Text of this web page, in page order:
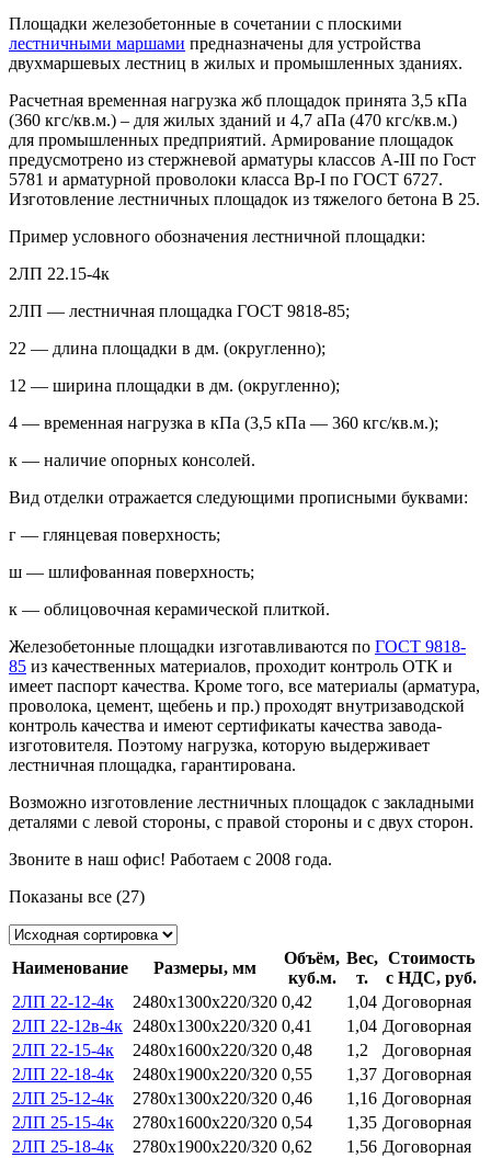
Площадки железобетонные в сочетании с плоскими
лестничными маршами предназначены для устройства
двухмаршевых лестниц в жилых и промышленных зданиях.
Расчетная временная нагрузка жб площадок принята 3,5 кПа
(360 кгс/кв.м.) – для жилых зданий и 4,7 аПа (470 кгс/кв.м.)
для промышленных предприятий. Армирование площадок
предусмотрено из стержневой арматуры классов А-III по Гост
5781 и арматурной проволоки класса Вр-I по ГОСТ 6727.
Изготовление лестничных площадок из тяжелого бетона В 25.
Пример условного обозначения лестничной площадки:
2ЛП 22.15-4к
2ЛП — лестничная площадка ГОСТ 9818-85;
22 — длина площадки в дм. (округленно);
12 — ширина площадки в дм. (округленно);
4 — временная нагрузка в кПа (3,5 кПа — 360 кгс/кв.м.);
к — наличие опорных консолей.
Вид отделки отражается следующими прописными буквами:
г — глянцевая поверхность;
ш — шлифованная поверхность;
к — облицовочная керамической плиткой.
Железобетонные площадки изготавливаются по ГОСТ 9818-
85 из качественных материалов, проходит контроль ОТК и
имеет паспорт качества. Кроме того, все материалы (арматура,
проволока, цемент, щебень и пр.) проходят внутризаводской
контроль качества и имеют сертификаты качества завода-
изготовителя. Поэтому нагрузка, которую выдерживает
лестничная площадка, гарантирована.
Возможно изготовление лестничных площадок с закладными
деталями с левой стороны, с правой стороны и с двух сторон.
Звоните в наш офис! Работаем с 2008 года.
Показаны все (27)
Наименование Размеры, мм
Объём,
куб.м.
Вес,
т.
Стоимость
с НДС, руб.
2ЛП 22-12-4к
2480х1300х220/320 0,42 1,04 Договорная
2ЛП 22-12в-4к 2480х1300х220/320 0,41 1,04 Договорная
2ЛП 22-15-4к
2480х1600х220/320 0,48 1,2
Договорная
2ЛП 22-18-4к
2480х1900х220/320 0,55 1,37 Договорная
2ЛП 25-12-4к
2780х1300х220/320 0,46 1,16 Договорная
2ЛП 25-15-4к
2780х1600х220/320 0,54 1,35 Договорная
2ЛП 25-18-4к
2780х1900х220/320 0,62 1,56 Договорная